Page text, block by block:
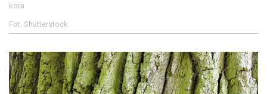
kora
Fot. Shutterstock